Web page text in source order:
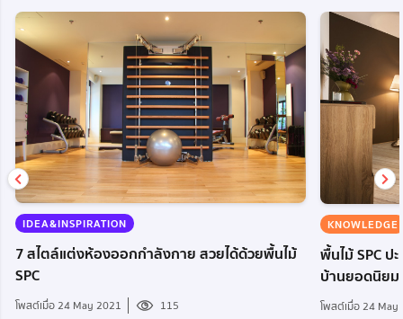
IDEA&INSPIRATION
7 สไตล์แต่งห้องออกกำลังกาย สวยได้ด้วยพื้นไม้
SPC
โพสต์เมื่อ 24 May 2021 115
KNOWLEDGE
พื้นไม้ SPC ป
บ้านยอดนิยม
โพสต์เมื่อ 24 May